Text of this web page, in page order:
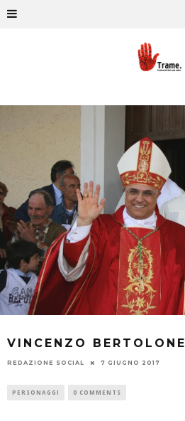
VINCENZO BERTOLONE
REDAZIONE SOCIAL 7 GIUGNO 2017
PERSONAGGI 0 COMMENTS